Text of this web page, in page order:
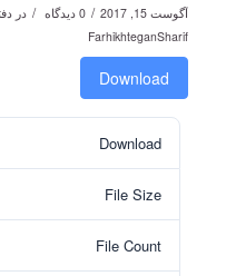
آگوست 15, 2017 / 0 دیدگاه / در
FarhikhteganSharif
Download
Download
File Size
File Count